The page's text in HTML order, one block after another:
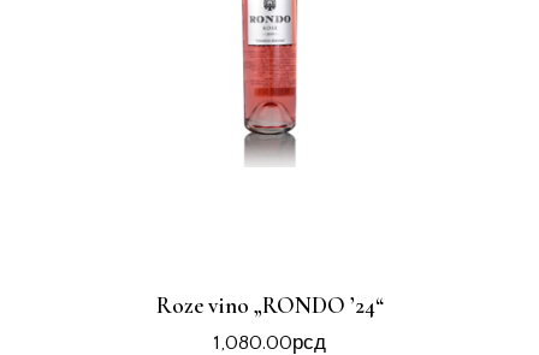
Roze vino „RONDO ’24“
1,080.00рсд